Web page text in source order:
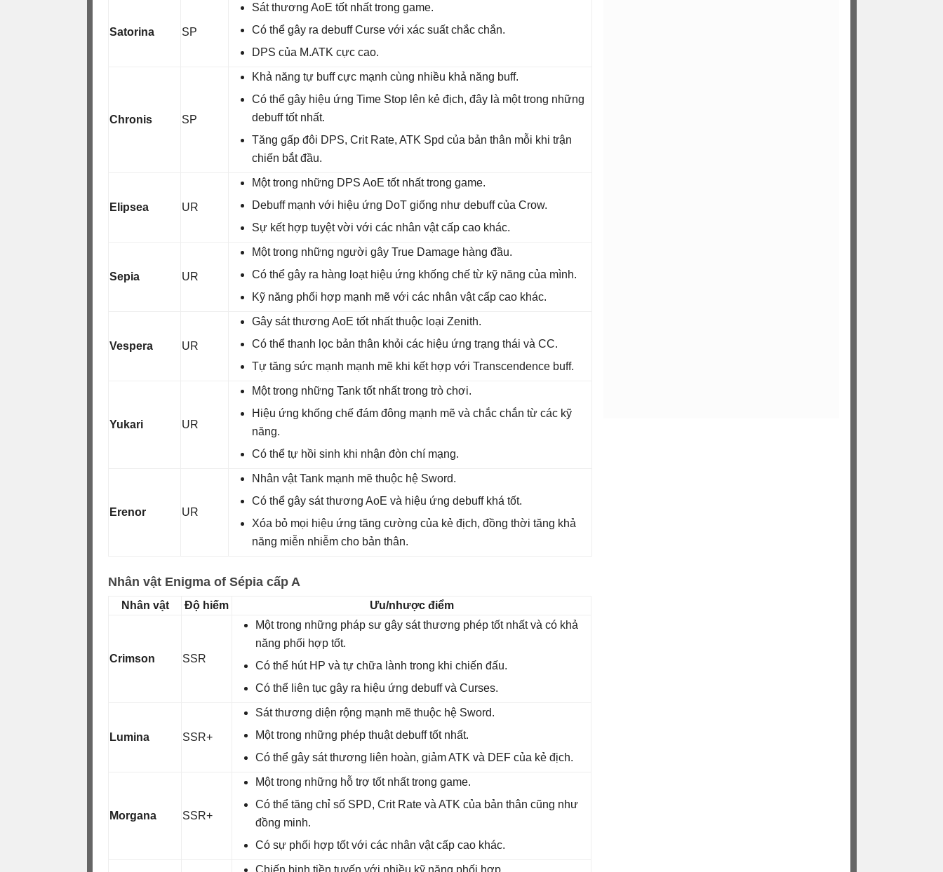
Satorina SP
Sát thương AoE tốt nhất trong game.
Có thể gây ra debuff Curse với xác suất chắc chắn.
DPS của M.ATK cực cao.
Chronis SP
Khả năng tự buff cực mạnh cùng nhiều khả năng buff.
Có thể gây hiệu ứng Time Stop lên kẻ địch, đây là một trong những
debuff tốt nhất.
Tăng gấp đôi DPS, Crit Rate, ATK Spd của bản thân mỗi khi trận
chiến bắt đầu.
Elipsea UR
Một trong những DPS AoE tốt nhất trong game.
Debuff mạnh với hiệu ứng DoT giống như debuff của Crow.
Sự kết hợp tuyệt vời với các nhân vật cấp cao khác.
Sepia UR
Một trong những người gây True Damage hàng đầu.
Có thể gây ra hàng loạt hiệu ứng khống chế từ kỹ năng của mình.
Kỹ năng phối hợp mạnh mẽ với các nhân vật cấp cao khác.
Vespera UR
Gây sát thương AoE tốt nhất thuộc loại Zenith.
Có thể thanh lọc bản thân khỏi các hiệu ứng trạng thái và CC.
Tự tăng sức mạnh mạnh mẽ khi kết hợp với Transcendence buff.
Yukari UR
Một trong những Tank tốt nhất trong trò chơi.
Hiệu ứng khống chế đám đông mạnh mẽ và chắc chắn từ các kỹ
năng.
Có thể tự hồi sinh khi nhận đòn chí mạng.
Erenor UR
Nhân vật Tank mạnh mẽ thuộc hệ Sword.
Có thể gây sát thương AoE và hiệu ứng debuff khá tốt.
Xóa bỏ mọi hiệu ứng tăng cường của kẻ địch, đồng thời tăng khả
năng miễn nhiễm cho bản thân.
Nhân vật Enigma of Sépia cấp A
Nhân vật Độ hiếm Ưu/nhược điểm
Crimson SSR
Một trong những pháp sư gây sát thương phép tốt nhất và có khả
năng phối hợp tốt.
Có thể hút HP và tự chữa lành trong khi chiến đấu.
Có thể liên tục gây ra hiệu ứng debuff và Curses.
Lumina SSR+
Sát thương diện rộng mạnh mẽ thuộc hệ Sword.
Một trong những phép thuật debuff tốt nhất.
Có thể gây sát thương liên hoàn, giảm ATK và DEF của kẻ địch.
Morgana SSR+
Một trong những hỗ trợ tốt nhất trong game.
Có thể tăng chỉ số SPD, Crit Rate và ATK của bản thân cũng như
đồng minh.
Có sự phối hợp tốt với các nhân vật cấp cao khác.
Chiến binh tiền tuyến với nhiều kỹ năng phối hợp.